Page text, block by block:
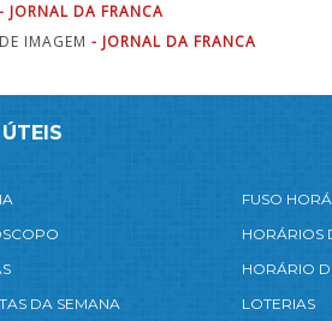
- JORNAL DA FRANCA
IMAGEM - JORNAL DA FRANCA
DA SEMANA
FUSO
HORÁRIOS
HORÁRIO
LOTERIAS